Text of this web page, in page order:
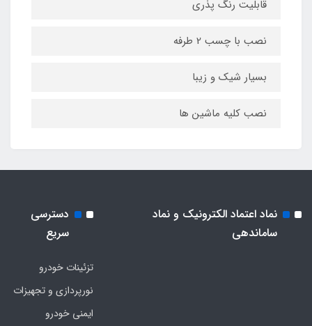
قابلیت رنگ پذری
نصب با چسب 2 طرفه
بسیار شیک و زیبا
نصب کلیه ماشین ها
نماد اعتماد الکترونیک و نماد
ساماندهی
دسترسی
سریع
تزئینات خودرو
نورپردازی و تجهیزات
ایمنی خودرو